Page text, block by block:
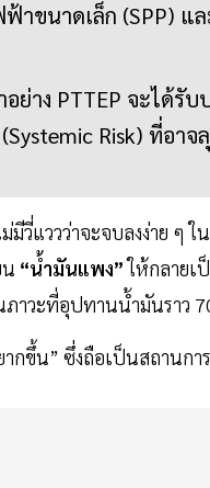
ฟ้าขนาดเล็ก (SPP)
ย่าง PTTEP จะได้รั
Risk) ที่อา
วี่แววว่าจะจบลงง่าย ๆ
“น้ำมันแพง”ให้กลายเ
าวะที่อุปทานน้ำมันราว
ขึ้น” ซึ่งถือเป็นสถานก